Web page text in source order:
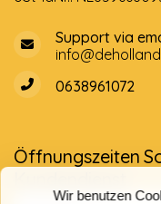
Wir benutzen
Support via
0638961072
Öffnungszeiten